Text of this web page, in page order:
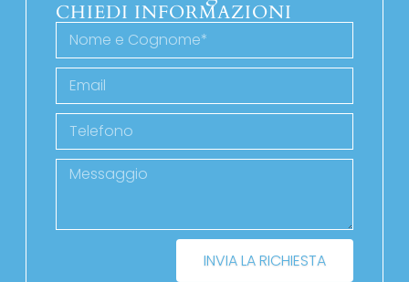
CHIEDI INFORMAZIONI
INVIA LA RICHIESTA